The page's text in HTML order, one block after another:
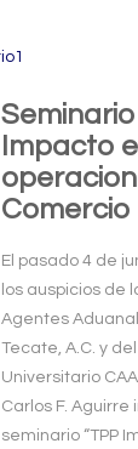
Seminario
Impacto
Comercio
El pasado 4 de
los auspicios de
Agentes
Tecate, A.C. y
Universitario
Carlos F. Aguirre
seminario “TPP